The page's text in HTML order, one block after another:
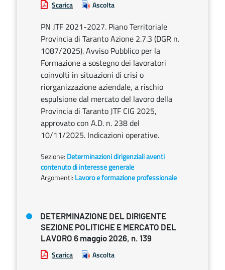
Scarica Ascolta
PN JTF 2021-2027. Piano Territoriale
Provincia di Taranto Azione 2.7.3 (DGR n.
1087/2025). Avviso Pubblico per la
Formazione a sostegno dei lavoratori
coinvolti in situazioni di crisi o
riorganizzazione aziendale, a rischio
espulsione dal mercato del lavoro della
Provincia di Taranto JTF CIG 2025,
approvato con A.D. n. 238 del
10/11/2025. Indicazioni operative.
Sezione: Determinazioni dirigenziali aventi
contenuto di interesse generale
Argomenti: Lavoro e formazione professionale
DETERMINAZIONE DEL DIRIGENTE
SEZIONE POLITICHE E MERCATO DEL
LAVORO 6 maggio 2026, n. 139
Scarica Ascolta